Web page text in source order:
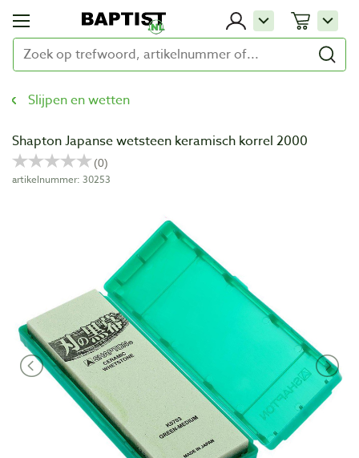
Slijpen en wetten
Shapton Japanse wetsteen keramisch korrel 2000
artikelnummer: 30253